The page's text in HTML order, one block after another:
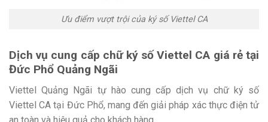
Ưu điểm vượt trội của ký số Viettel CA
Dịch vụ cung cấp chữ ký số Viettel CA giá rẻ tại
Đức Phổ Quảng Ngãi
Viettel Quảng Ngãi tự hào cung cấp dịch vụ chữ ký số
Viettel CA tại Đức Phổ, mang đến giải pháp xác thực điện tử